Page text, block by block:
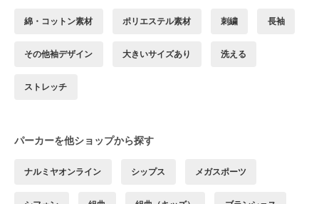
綿・コットン素材 ポリエステル素材 刺繍 長袖
その他袖デザイン 大きいサイズあり 洗える
ストレッチ
パーカーを他ショップから探す
ナルミヤオンライン シップス メガスポーツ